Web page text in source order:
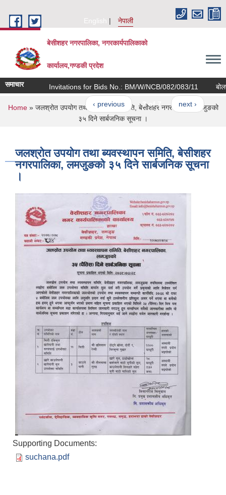
English
नेपाली
बेसीशहर नगरपालिका, नगरकार्यपालिकाको
कार्यालय,गण्डकी प्रदेश
समाचार Invitations for Bids No.: BM/W/NCB/082/083/11
‹ previous 3 of 7 next ›
You are here
Home» जलश्रोत उपयोग तथा ब्यवस्थापन समिति, बेसीशहर नगरपालिका, लमजुङको
३५ दिने सार्बजनिक सूचना ।
जलश्रोत उपयोग तथा ब्यवस्थापन समिति, बेसीशहर
नगरपालिका, लमजुङको ३५ दिने सार्बजनिक सूचना
।
Supporting Documents:
suchana.pdf